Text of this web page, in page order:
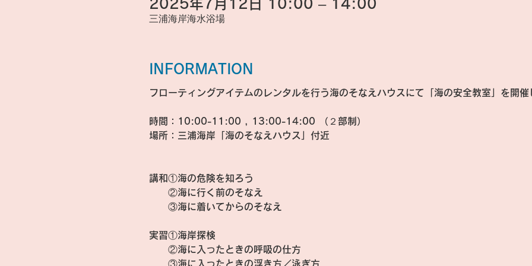
2025年7月12日 10:00 – 14:00
三浦海岸海水浴場
INFORMATION
フローティングアイテムのレンタルを行う海のそなえハウスにて「海の安全教室」を開催
時間：10:00-11:00 , 13:00-14:00 （２部制）
場所：三浦海岸「海のそなえハウス」付近
講和①海の危険を知ろう
②海に行く前のそなえ
③海に着いてからのそなえ
実習①海岸探検
②海に入ったときの呼吸の仕方
③海に入ったときの浮き方／泳ぎ方